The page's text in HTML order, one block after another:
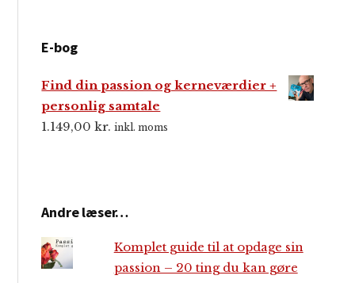
E-bog
Find din passion og kerneværdier +
personlig samtale
1.149,00kr. inkl. moms
Andre læser…
Komplet guide til at opdage sin
passion – 20 ting du kan gøre